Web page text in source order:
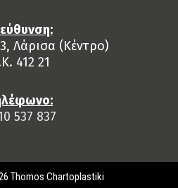
Λάρισα (Κέντρο)
412 21
537 837
Thomos Chartoplastiki